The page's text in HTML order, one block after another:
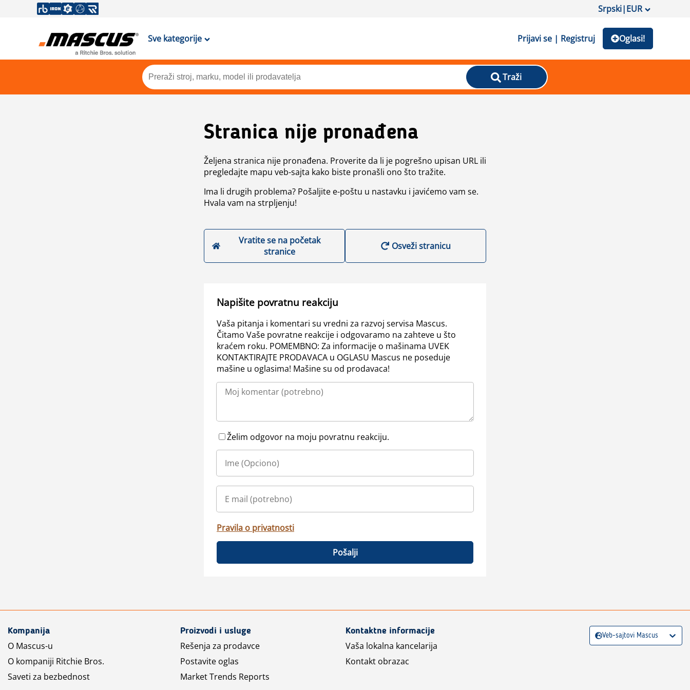
Srpski|EUR
Sve kategorije Prijavi se | Registruj Oglasi!
Traži
Stranica nije pronađena
Željena stranica nije pronađena. Proverite da li je pogrešno upisan URL ili
pregledajte mapu veb-sajta kako biste pronašli ono što tražite.
Ima li drugih problema? Pošaljite e-poštu u nastavku i javićemo vam se.
Hvala vam na strpljenju!
Vratite se na početak
stranice
Osveži stranicu
Napišite povratnu reakciju
Vaša pitanja i komentari su vredni za razvoj servisa Mascus.
Čitamo Vaše povratne reakcije i odgovaramo na zahteve u što
kraćem roku. POMEMBNO: Za informacije o mašinama UVEK
KONTAKTIRAJTE PRODAVACA u OGLASU Mascus ne poseduje
mašine u oglasima! Mašine su od prodavaca!
Želim odgovor na moju povratnu reakciju.
Pravila o privatnosti
Pošalji
Kompanija
O Mascus-u
O kompaniji Ritchie Bros.
Saveti za bezbednost
Proizvodi i usluge
Rešenja za prodavce
Postavite oglas
Market Trends Reports
Kontaktne informacije
Vaša lokalna kancelarija
Kontakt obrazac
Veb-sajtovi Mascus